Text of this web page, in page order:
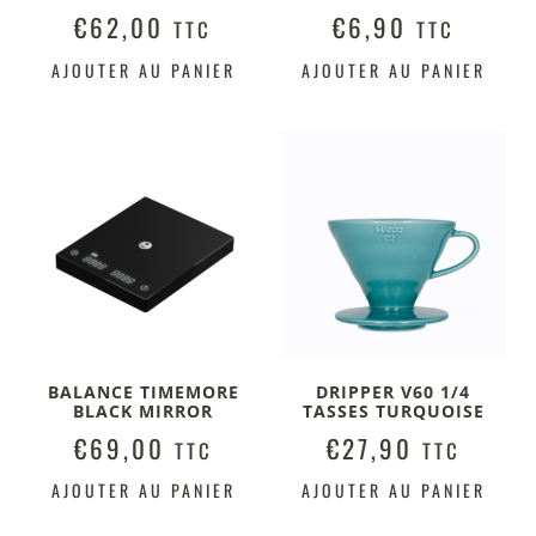
€62,00 TTC
AJOUTER AU PANIER
€6,90 TTC
AJOUTER AU PANIER
BALANCE TIMEMORE
BLACK MIRROR
€69,00 TTC
AJOUTER AU PANIER
DRIPPER V60 1/4
TASSES TURQUOISE
€27,90 TTC
AJOUTER AU PANIER